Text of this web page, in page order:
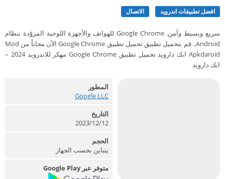
افضل تطبيقات اندرويد الاتصال
‏سريع وبسيط وآمن. Google Chrome للهواتف والأجهزة اللوحية المزوّدة بنظام
Android.. قم بتحميل تطبيق تحميل تطبيق Google Chrome الآن مجاناً من Mod
Apkdaroid ابك دارويد تحميل تطبيق Google Chrome مهكر للاندرويد 2024 –
ابك دارويد
المطور
Google LLC‏
التاريخ
12‏/12‏/2023
الحجم
يتباين بحسب الجهاز
متوفر عبر Google Play